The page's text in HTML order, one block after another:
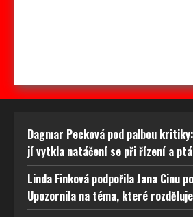
Dagmar Pecková pod palbou
jí vytkla natáčení se při řízení a
Linda Finková podpořila Jana Cinu
Upozornila na téma, které